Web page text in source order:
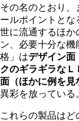
その名のとおり
ールポイントとな
世に流通するほか
ン、必要十分な
格」はデザイン面
クのギラギラなＬ
面（ほかに例を見
異彩を放っている
これらの製品はど